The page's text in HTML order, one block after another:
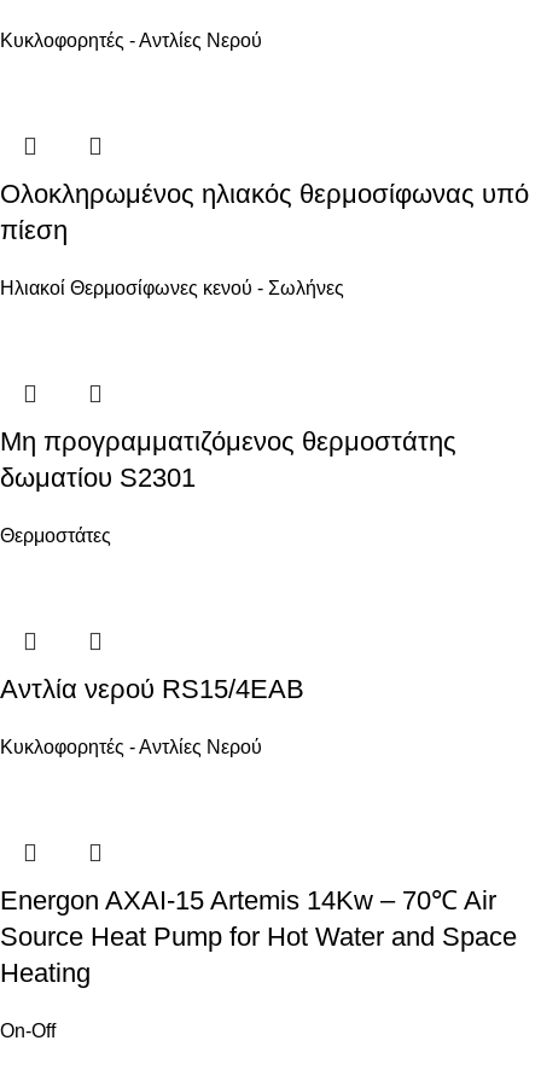
Κυκλοφορητές - Αντλίες Νερού
Ολοκληρωμένος ηλιακός θερμοσίφωνας υπό
πίεση
Ηλιακοί Θερμοσίφωνες κενού - Σωλήνες
Μη προγραμματιζόμενος θερμοστάτης
δωματίου S2301
Θερμοστάτες
Αντλία νερού RS15/4EAB
Κυκλοφορητές - Αντλίες Νερού
Energon AXAI-15 Artemis 14Kw – 70℃ Air
Source Heat Pump for Hot Water and Space
Heating
On-Off